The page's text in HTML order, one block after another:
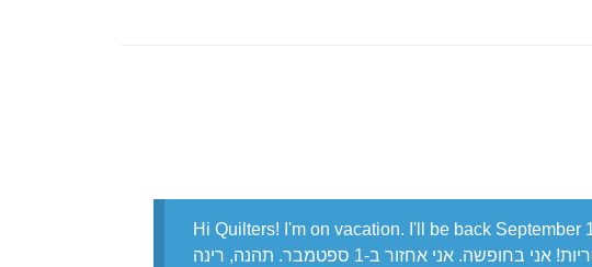
Hi Quilters! I'm on vacation. I'll be back September
אני בחופשה. אני אחזור ב-1 ספטמבר. תהנה, רינה